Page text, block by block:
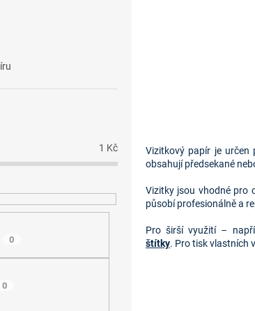
1 Kč
0
0
Vizitkový papír je určen
obsahují předsekané
Vizitky jsou vhodné pro
působí profesionálně a
Pro širší využití –
štítky. Pro tisk vlastních